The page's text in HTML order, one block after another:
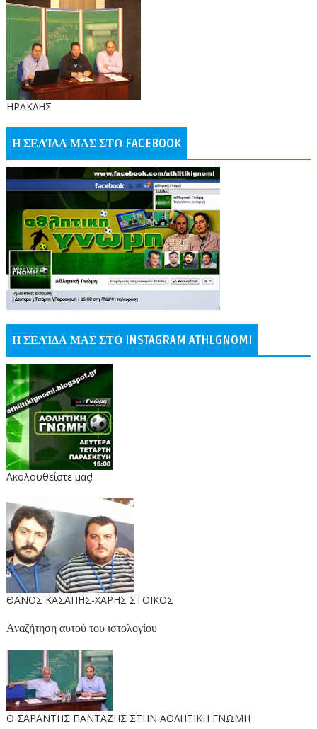
ΗΡΑΚΛΗΣ
Η ΣΕΛΊΔΑ ΜΑΣ ΣΤΟ FACEBOOK
Η ΣΕΛΊΔΑ ΜΑΣ ΣΤΟ INSTAGRAM ATHLGNOMI
Ακολουθείστε μας!
ΘΑΝΟΣ ΚΑΣΑΠΗΣ-ΧΑΡΗΣ ΣΤΟΙΚΟΣ
Αναζήτηση αυτού του ιστολογίου
O ΣΑΡΑΝΤΗΣ ΠΑΝΤΑΖΗΣ ΣΤΗΝ ΑΘΛΗΤΙΚΗ ΓΝΩΜΗ